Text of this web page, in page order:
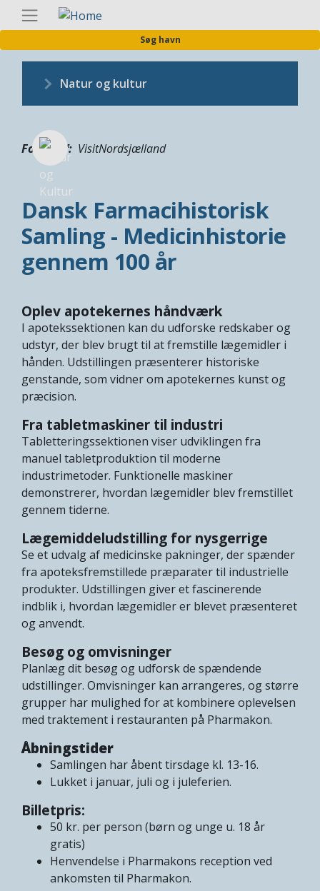
Søg havn
Natur og kultur
Fotograf VisitNordsjælland
Dansk Farmacihistorisk
Samling - Medicinhistorie
gennem 100 år
Oplev apotekernes håndværk
I apotekssektionen kan du udforske redskaber og
udstyr, der blev brugt til at fremstille lægemidler i
hånden. Udstillingen præsenterer historiske
genstande, som vidner om apotekernes kunst og
præcision.
Fra tabletmaskiner til industri
Tabletteringssektionen viser udviklingen fra
manuel tabletproduktion til moderne
industrimetoder. Funktionelle maskiner
demonstrerer, hvordan lægemidler blev fremstillet
gennem tiderne.
Lægemiddeludstilling for nysgerrige
Se et udvalg af medicinske pakninger, der spænder
fra apoteksfremstillede præparater til industrielle
produkter. Udstillingen giver et fascinerende
indblik i, hvordan lægemidler er blevet præsenteret
og anvendt.
Besøg og omvisninger
Planlæg dit besøg og udforsk de spændende
udstillinger. Omvisninger kan arrangeres, og større
grupper har mulighed for at kombinere oplevelsen
med traktement i restauranten på Pharmakon.
Åbningstider
Samlingen har åbent tirsdage kl. 13-16.
Lukket i januar, juli og i juleferien.
Billetpris:
50 kr. per person (børn og unge u. 18 år
gratis)
Henvendelse i Pharmakons reception ved
ankomsten til Pharmakon.